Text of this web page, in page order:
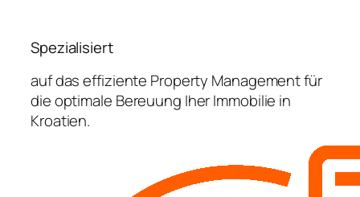
Spezialisiert
auf das effiziente Property Management für
die optimale Bereuung Iher Immobilie in
Kroatien.